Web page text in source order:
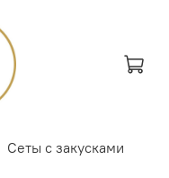
Сеты с закусками